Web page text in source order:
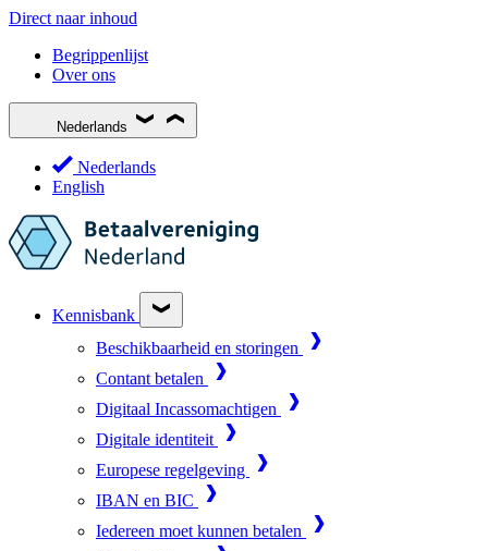
Direct naar inhoud
Begrippenlijst
Over ons
Nederlands
Nederlands
English
Kennisbank
Beschikbaarheid en storingen
Contant betalen
Digitaal Incassomachtigen
Digitale identiteit
Europese regelgeving
IBAN en BIC
Iedereen moet kunnen betalen